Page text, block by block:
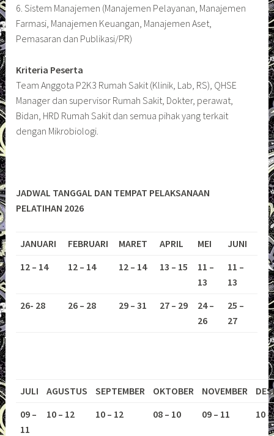
6. Sistem Manajemen (Manajemen Pelayanan, Manajemen
Farmasi, Manajemen Keuangan, Manajemen Aset,
Pemasaran dan Publikasi/PR)
Kriteria Peserta
Team Anggota P2K3 Rumah Sakit (Klinik, Lab, RS), QHSE
Manager dan supervisor Rumah Sakit, Dokter, perawat,
Bidan, HRD Rumah Sakit dan semua pihak yang terkait
dengan Mikrobiologi.
JADWAL TANGGAL DAN TEMPAT PELAKSANAAN
PELATIHAN 2026
JANUARI FEBRUARI MARET APRIL MEI
JUNI
12 – 14
12 – 14 12 – 14 13 – 15
11 –
13
11 –
13
26- 28
26 – 28 29 – 31 27 – 29
24 –
26
25 –
27
JULI AGUSTUS SEPTEMBER OKTOBER NOVEMBER
09 –
11
10 – 12 10 – 12 08 – 10 09 – 11 10